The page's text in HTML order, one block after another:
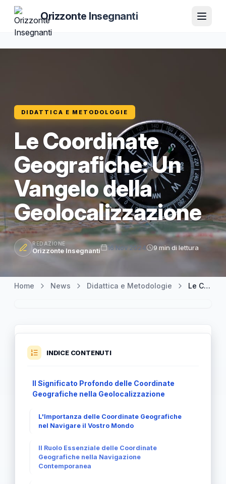
Orizzonte Insegnanti
DIDATTICA E METODOLOGIE
Le Coordinate
Geografiche: Un
Vangelo della
Geolocalizzazione
REDAZIONE
Orizzonte Insegnanti 16 Nov 2024 9 min di lettura
Home News Didattica e Metodologie Le Coordinate Geografiche: Un Vangelo della Geolocalizzazione
INDICE CONTENUTI
Il Significato Profondo delle Coordinate
Geografiche nella Geolocalizzazione
L'Importanza delle Coordinate Geografiche
nel Navigare il Vostro Mondo
Il Ruolo Essenziale delle Coordinate
Geografiche nella Navigazione
Contemporanea